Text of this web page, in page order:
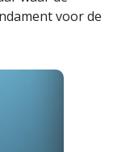
voor de